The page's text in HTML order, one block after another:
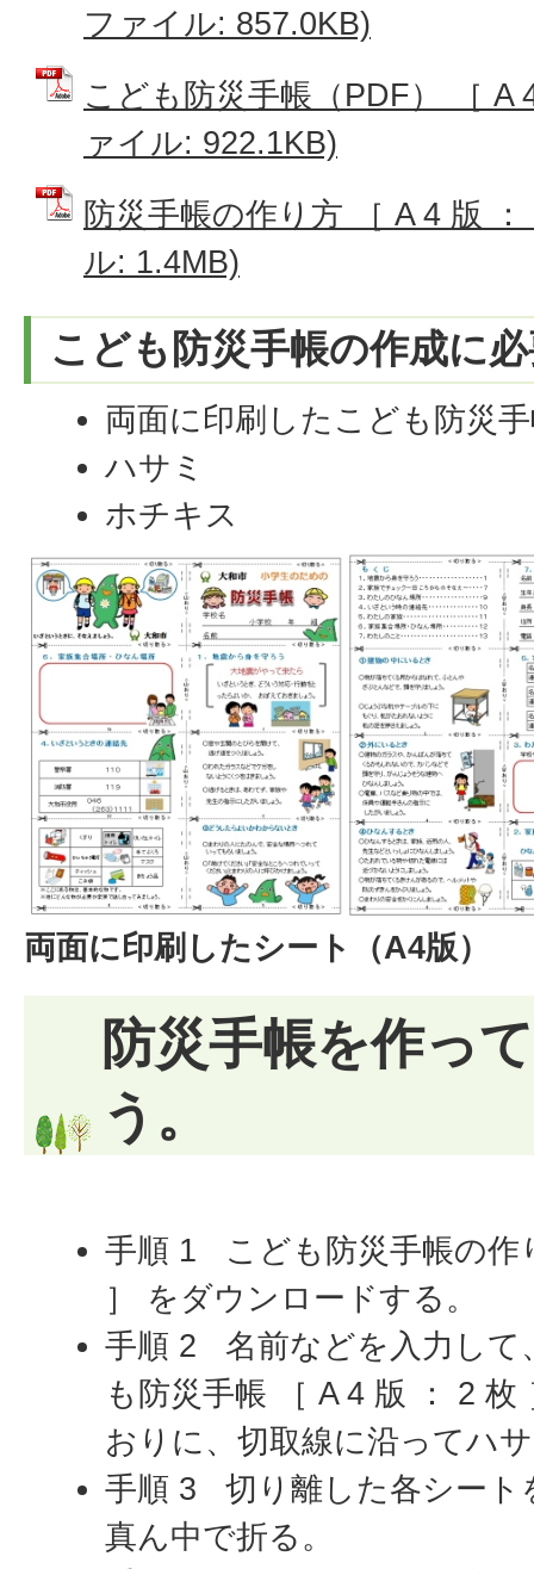
ファイル: 857.0KB)
こども防災手帳（PDF） ［ A
ァイル: 922.1KB)
防災手帳の作り方 ［ A 4 版
ル: 1.4MB)
こども防災手帳の作成に
両面に印刷したこども防災
ハサミ
ホチキス
両面に印刷したシート（A4版
防災手帳を作っ
う。
手順 1 こども防災手帳の作
］ をダウンロードする。
手順 2 名前などを入力して
も防災手帳 ［ A 4 版 ： 2
おりに、切取線に沿ってハ
手順 3 切り離した各シート
真ん中で折る。